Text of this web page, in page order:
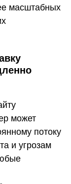
масштабных
может
потоку
и угрозам